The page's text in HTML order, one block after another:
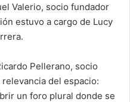
Valerio, socio fundador
estuvo a cargo de Lucy
Pellerano, socio
del espacio:
un foro plural donde se